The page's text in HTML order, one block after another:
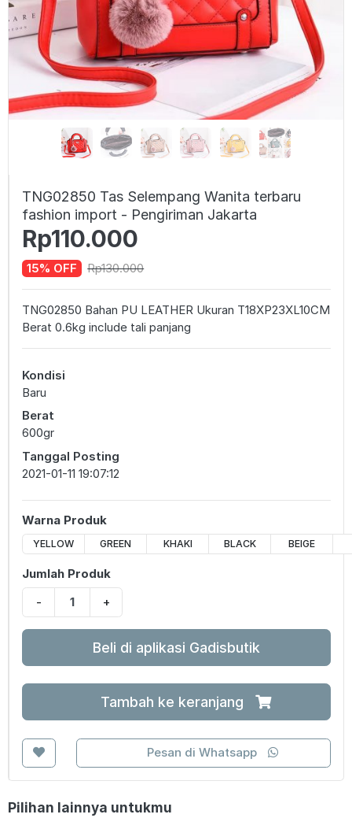
TNG02850 Tas Selempang Wanita terbaru
fashion import - Pengiriman Jakarta
Rp110.000
15% OFF Rp130.000
TNG02850 Bahan PU LEATHER Ukuran T18XP23XL10CM
Berat 0.6kg include tali panjang
Kondisi
Baru
Berat
600gr
Tanggal Posting
2021-01-11 19:07:12
Warna Produk
YELLOW GREEN KHAKI BLACK BEIGE
Jumlah Produk
-
+
Beli di aplikasi Gadisbutik
Tambah ke keranjang
Pesan di Whatsapp
Pilihan lainnya untukmu